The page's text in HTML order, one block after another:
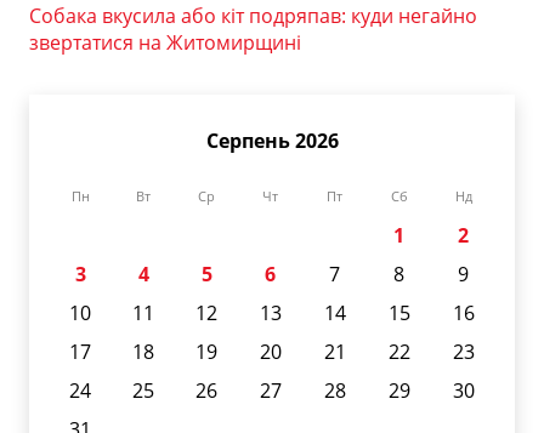
Собака вкусила або кіт подряпав: куди негайно
звертатися на Житомирщині
Серпень 2026
Пн Вт Ср Чт Пт Сб Нд
1
2
3
4 5 6 7 8
9
10
11 12 13 14 15
16
17
18 19 20 21 22
23
24
25 26 27 28 29
30